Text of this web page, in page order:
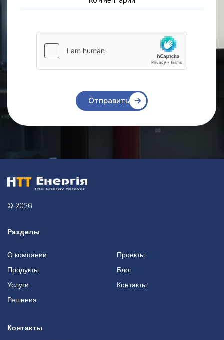
Отправить
© 2026
Разделы
О компании
Продукты
Услуги
Решения
Проекты
Блог
Контакты
Контакты